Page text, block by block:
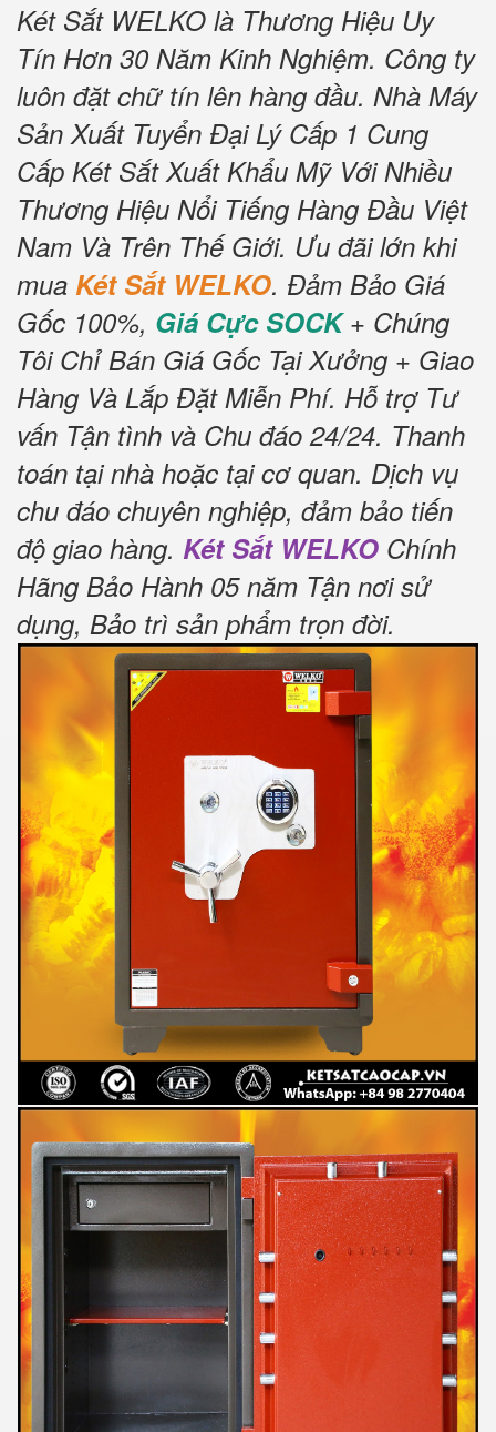
Két Sắt WELKO là Thương Hiệu Uy
Tín Hơn 30 Năm Kinh Nghiệm. Công ty
luôn đặt chữ tín lên hàng đầu. Nhà Máy
Sản Xuất Tuyển Đại Lý Cấp 1 Cung
Cấp Két Sắt Xuất Khẩu Mỹ Với Nhiều
Thương Hiệu Nổi Tiếng Hàng Đầu Việt
Nam Và Trên Thế Giới. Ưu đãi lớn khi
mua Két Sắt WELKO. Đảm Bảo Giá
Gốc 100%, Giá Cực SOCK+ Chúng
Tôi Chỉ Bán Giá Gốc Tại Xưởng + Giao
Hàng Và Lắp Đặt Miễn Phí. Hỗ trợ Tư
vấn Tận tình và Chu đáo 24/24. Thanh
toán tại nhà hoặc tại cơ quan. Dịch vụ
chu đáo chuyên nghiệp, đảm bảo tiến
độ giao hàng. Két Sắt WELKO Chính
Hãng Bảo Hành 05 năm Tận nơi sử
dụng, Bảo trì sản phẩm trọn đời.